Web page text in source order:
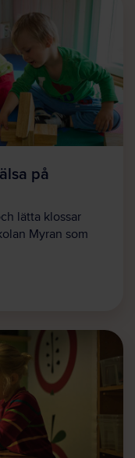
på
lätta klossar
Myran som